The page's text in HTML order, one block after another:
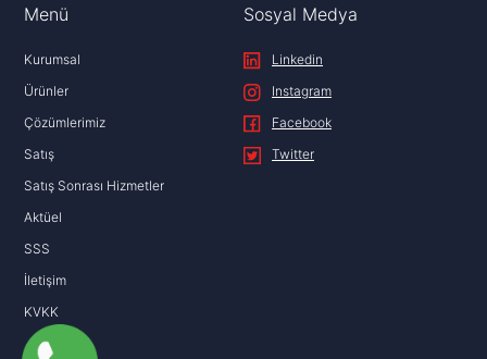
Menü
Kurumsal
Ürünler
Çözümlerimiz
Satış
Satış Sonrası Hizmetler
Aktüel
SSS
İletişim
KVKK
Sosyal Medya
Linkedin
Instagram
Facebook
Twitter